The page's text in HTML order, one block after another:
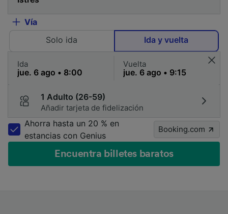
Vía
Solo ida
Ida y vuelta
Ida Vuelta
1 Adulto (26-59)
Añadir tarjeta de fidelización
Ahorra hasta un 20 % en
estancias con Genius
Booking.com
Encuentra billetes baratos